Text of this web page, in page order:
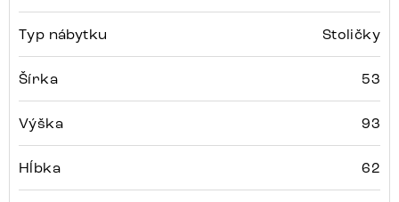
Typ nábytku Stoličky
Šírka 53
Výška 93
Hĺbka 62